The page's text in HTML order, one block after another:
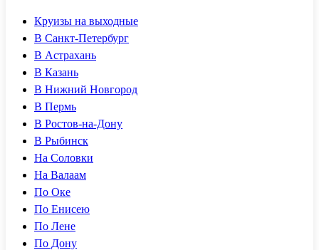
Круизы на выходные
В Санкт-Петербург
В Астрахань
В Казань
В Нижний Новгород
В Пермь
В Ростов-на-Дону
В Рыбинск
На Соловки
На Валаам
По Оке
По Енисею
По Лене
По Дону